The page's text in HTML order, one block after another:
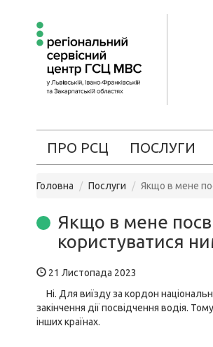
ПРО РСЦ ПОСЛУГИ
Головна Послуги Якщо в мене
Якщо в мене
користуватися
21 Листопада 2023
Ні. Для виїзду за кордон
закінчення дії посвідчення водія.
інших країнах.